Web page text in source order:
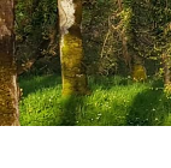
Skip
to
content